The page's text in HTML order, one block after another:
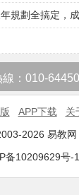
規劃全搞定，
： 010-
APP下载
关
2026 易教网
备10209629号-